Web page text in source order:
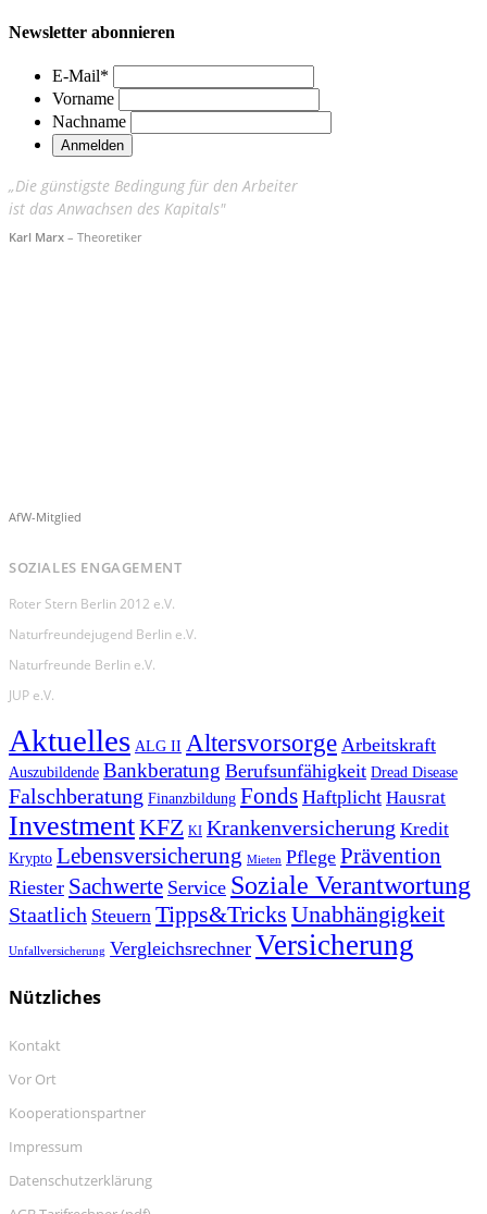
Newsletter abonnieren
E-Mail*
Vorname
Nachname
„Die günstigste Bedingung für den Arbeiter
ist das Anwachsen des Kapitals"
Karl Marx – Theoretiker
AfW-Mitglied
SOZIALES ENGAGEMENT
Roter Stern Berlin 2012 e.V.
Naturfreundejugend Berlin e.V.
Naturfreunde Berlin e.V.
JUP e.V.
Aktuelles ALG II Altersvorsorge Arbeitskraft
Auszubildende Bankberatung Berufsunfähigkeit Dread Disease
Falschberatung Finanzbildung Fonds Haftplicht Hausrat
InvestmentKFZ KI Krankenversicherung Kredit
Krypto Lebensversicherung Mieten Pflege Prävention
Riester Sachwerte Service Soziale Verantwortung
Staatlich Steuern Tipps&Tricks Unabhängigkeit
Unfallversicherung Vergleichsrechner Versicherung
Nützliches
Kontakt
Vor Ort
Kooperationspartner
Impressum
Datenschutzerklärung